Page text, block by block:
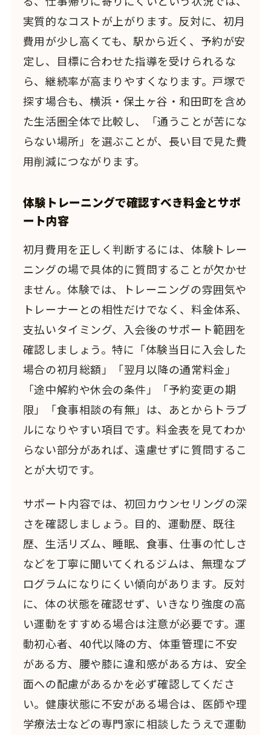
実質的なコストが上がります。反対に、初月
費用が少し高くても、駅から近く、予約が安
定し、目標に合わせた指導を受けられるな
ら、継続率が高まりやすくなります。戸塚で
探す場合も、横浜・保土ヶ谷・和田町を含め
た生活圏全体で比較し、「通うことが苦にな
らない場所」を選ぶことが、長い目で見た費
用削減につながります。
体験トレーニングで確認すべき料金とサポ
ート内容
初月費用を正しく判断するには、体験トレー
ニングの場で具体的に質問することが欠かせ
ません。体験では、トレーニングの雰囲気や
トレーナーとの相性だけでなく、料金体系、
支払いタイミング、入会後のサポート範囲を
確認しましょう。特に「体験当日に入会した
場合の初月総額」「翌月以降の通常料金」
「途中解約や休会の条件」「予約変更の期
限」「食事相談の有無」は、あとからトラブ
ルになりやすい項目です。料金表を見てわか
らない部分があれば、遠慮せずに質問するこ
とが大切です。
サポート内容では、初回カウンセリングの深
さを確認しましょう。目的、運動歴、既往
歴、生活リズム、睡眠、食事、仕事の忙しさ
などを丁寧に聞いてくれるジムは、無理なプ
ログラムになりにくい傾向があります。反対
に、体の状態を確認せず、いきなり強度の高
い運動をすすめる場合は注意が必要です。運
動初心者、40代以降の方、体重管理に不安
がある方、腰や膝に違和感がある方は、安全
面への配慮があるかを必ず確認してくださ
い。健康状態に不安がある場合は、医師や理
学療法士などの専門家に相談したうえで運動